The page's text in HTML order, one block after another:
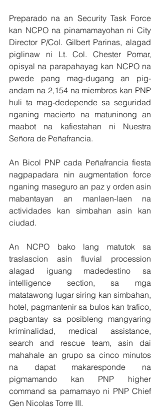
Preparado na an Security Task Force
kan NCPO na pinamamayohan ni City
Director P/Col. Gilbert Parinas, alagad
piglinaw ni Lt. Col. Chester Pomar,
opisyal na parapahayag kan NCPO na
pwede pang mag-dugang an pig-
andam na 2,154 na miembros kan PNP
huli ta mag-dedepende sa seguridad
nganing macierto na matuninong an
maabot na kafiestahan ni Nuestra
Señora de Peñafrancia.
An Bicol PNP cada Peñafrancia fiesta
nagpapadara nin augmentation force
nganing maseguro an paz y orden asin
mabantayan an manlaen-laen na
actividades kan simbahan asin kan
ciudad.
An NCPO bako lang matutok sa
traslascion asin fluvial procession
alagad iguang madedestino sa
intelligence section, sa mga
matatawong lugar siring kan simbahan,
hotel, pagmantenir sa bulos kan trafico,
pagbantay sa posibleng mangyaring
kriminalidad, medical assistance,
search and rescue team, asin dai
mahahale an grupo sa cinco minutos
na dapat makaresponde na
pigmamando kan PNP higher
command sa pamamayo ni PNP Chief
Gen Nicolas Torre III.